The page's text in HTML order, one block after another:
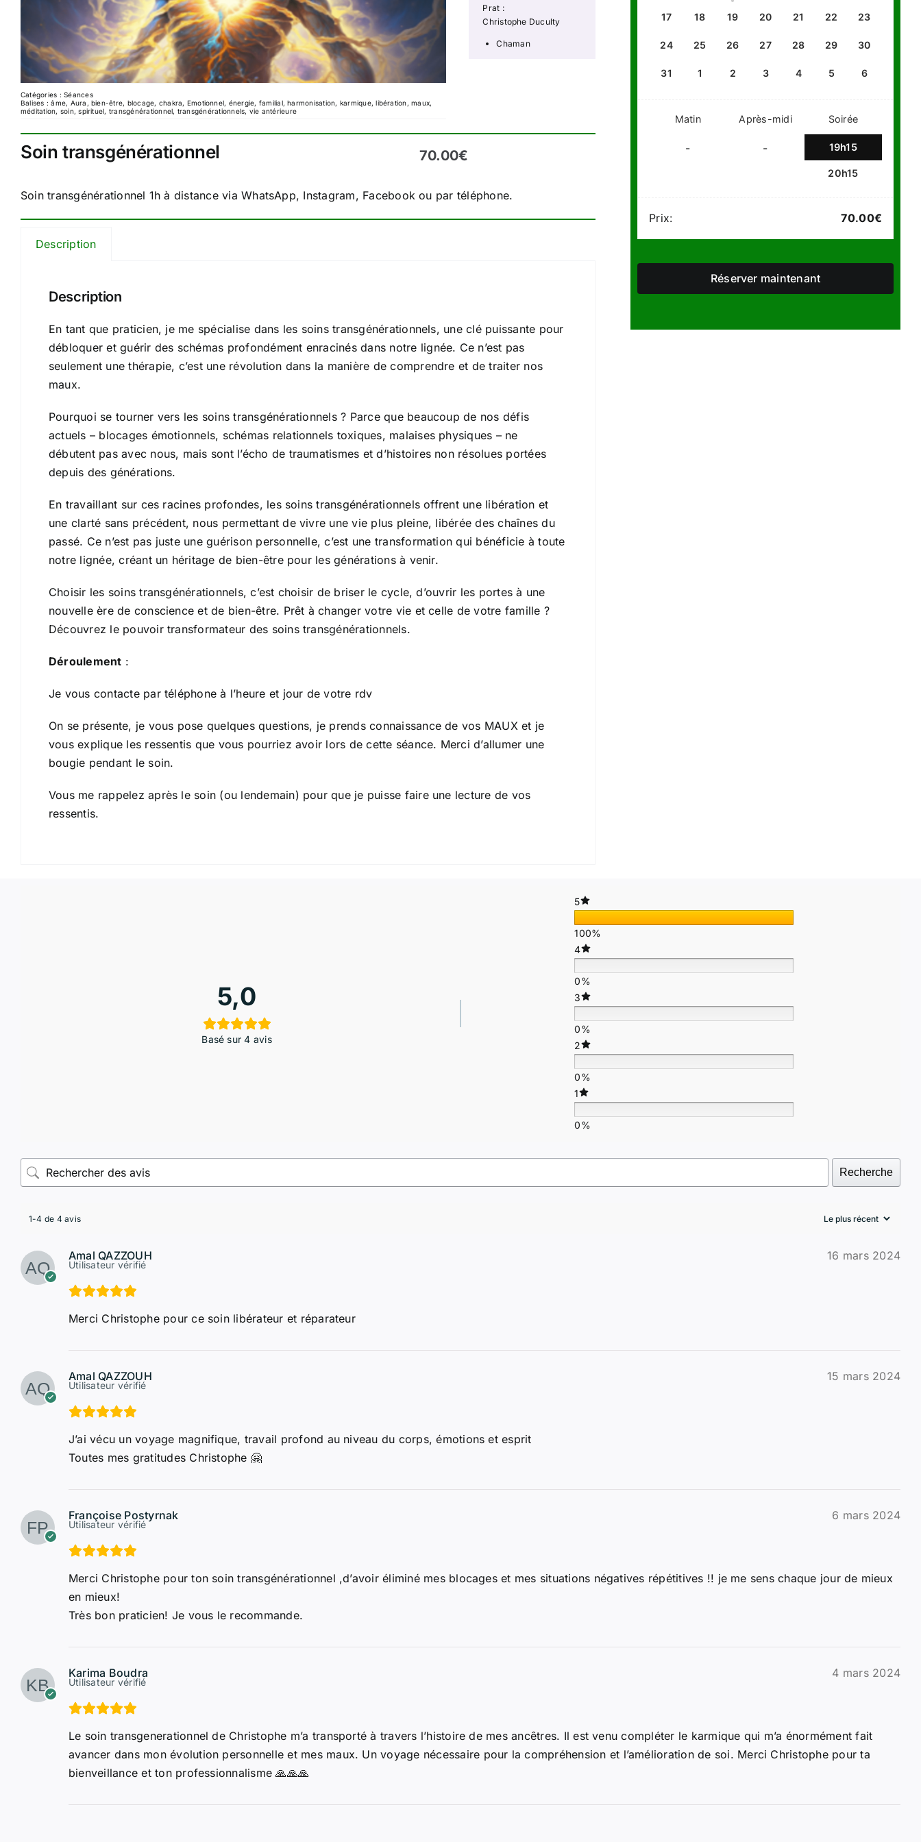
Catégories :Séances
Balises :âme, Aura ,bien-être, blocage, chakra, Emotionnel, énergie, familial,harmonisation, karmique,libération,maux,
méditation, soin,spirituel, transgénérationnel, transgénérationnels, vie antérieure
Prat :
Christophe Duculty
Chaman
Soin transgénérationnel 70.00€
Soin transgénérationnel 1h à distance via WhatsApp, Instagram, Facebook ou par téléphone.
Description
Description
En tant que praticien, je me spécialise dans les soins transgénérationnels, une clé puissante pour
débloquer et guérir des schémas profondément enracinés dans notre lignée. Ce n’est pas
seulement une thérapie, c’est une révolution dans la manière de comprendre et de traiter nos
maux.
Pourquoi se tourner vers les soins transgénérationnels ? Parce que beaucoup de nos défis
actuels – blocages émotionnels, schémas relationnels toxiques, malaises physiques – ne
débutent pas avec nous, mais sont l’écho de traumatismes et d’histoires non résolues portées
depuis des générations.
En travaillant sur ces racines profondes, les soins transgénérationnels offrent une libération et
une clarté sans précédent, nous permettant de vivre une vie plus pleine, libérée des chaînes du
passé. Ce n’est pas juste une guérison personnelle, c’est une transformation qui bénéficie à toute
notre lignée, créant un héritage de bien-être pour les générations à venir.
Choisir les soins transgénérationnels, c’est choisir de briser le cycle, d’ouvrir les portes à une
nouvelle ère de conscience et de bien-être. Prêt à changer votre vie et celle de votre famille ?
Découvrez le pouvoir transformateur des soins transgénérationnels.
Déroulement :
Je vous contacte par téléphone à l’heure et jour de votre rdv
On se présente, je vous pose quelques questions, je prends connaissance de vos MAUX et je
vous explique les ressentis que vous pourriez avoir lors de cette séance. Merci d’allumer une
bougie pendant le soin.
Vous me rappelez après le soin (ou lendemain) pour que je puisse faire une lecture de vos
ressentis.
17 18 19 20 21 22 23
24 25 26 27 28 29 30
31 1 2 3 4 5 6
Matin
-
Après-midi
-
Soirée
19h15
20h15
Prix: 70.00€
Réserver maintenant
5,0
Basé sur 4 avis
5
100%
4
0%
3
0%
2
0%
1
0%
Recherche
1-4 de 4 avis
Amal QAZZOUH
Utilisateur vérifié
16 mars 2024
Merci Christophe pour ce soin libérateur et réparateur
Amal QAZZOUH
Utilisateur vérifié
15 mars 2024
J’ai vécu un voyage magnifique, travail profond au niveau du corps, émotions et esprit
Toutes mes gratitudes Christophe 🤗
Françoise Postyrnak
Utilisateur vérifié
6 mars 2024
Merci Christophe pour ton soin transgénérationnel ,d’avoir éliminé mes blocages et mes situations négatives répétitives !! je me sens chaque jour de mieux
en mieux!
Très bon praticien! Je vous le recommande.
Karima Boudra
Utilisateur vérifié
4 mars 2024
Le soin transgenerationnel de Christophe m’a transporté à travers l’histoire de mes ancêtres. Il est venu compléter le karmique qui m’a énormément fait
avancer dans mon évolution personnelle et mes maux. Un voyage nécessaire pour la compréhension et l’amélioration de soi. Merci Christophe pour ta
bienveillance et ton professionnalisme 🙏🙏🙏